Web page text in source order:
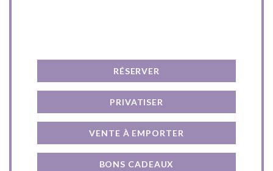
RÉSERVER
PRIVATISER
VENTE À EMPORTER
BONS CADEAUX